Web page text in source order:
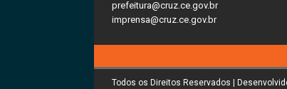
prefeitura@cruz.ce.gov.br
imprensa@cruz.ce.gov.br
Todos os Direitos Reservados |